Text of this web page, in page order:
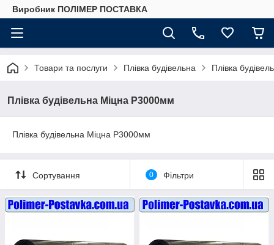
Виробник ПОЛІМЕР ПОСТАВКА
Товари та послуги Плівка будівельна Плівка
Плівка будівельна Міцна Р3000мм
Плівка будівельна Міцна Р3000мм
Сортування 0 Фільтри